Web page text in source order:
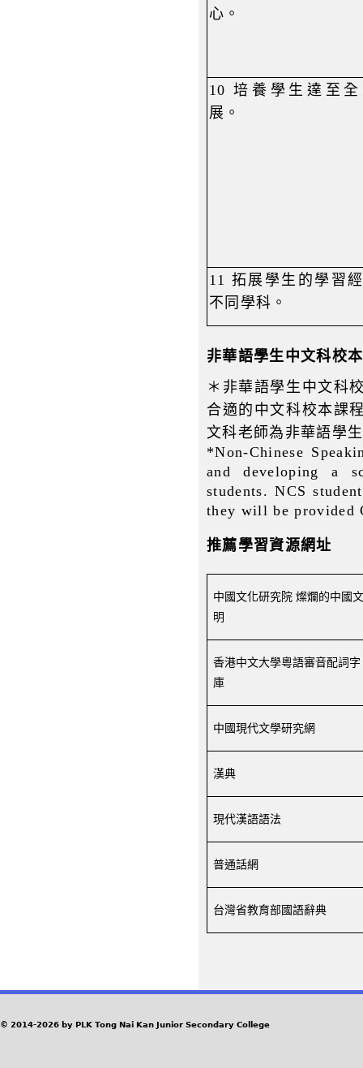
心。
10培養學生達至
展。
11 拓展學生的學習
不同學科。
非華語學生中文科校
＊非華語學生中文科
合適的中文科校本課
文科老師為非華語學
*Non-Chinese S
and developing a
students. NCS
they will be provided
推薦學習資源網址
中國文化研究院 燦爛的中國
明
香港中文大學粵語審音配詞字
庫
中國現代文學研究網
漢典
現代漢語語法
普通話網
台灣省教育部國語辭典
© 2014-2026 by PLK Tong Nai Kan Junior Secondary College